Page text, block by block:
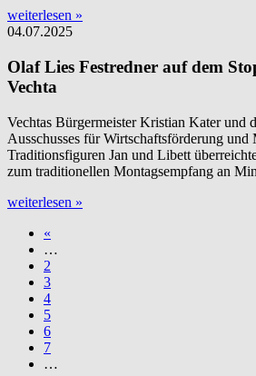
weiterlesen »
04.07.2025
Olaf Lies Festredner auf dem
Vechta
Vechtas Bürgermeister Kristian Kater und
Ausschusses für Wirtschaftsförderung und
Traditionsfiguren Jan und Libett
zum traditionellen Montagsempfang an
weiterlesen »
«
…
2
3
4
5
6
7
…